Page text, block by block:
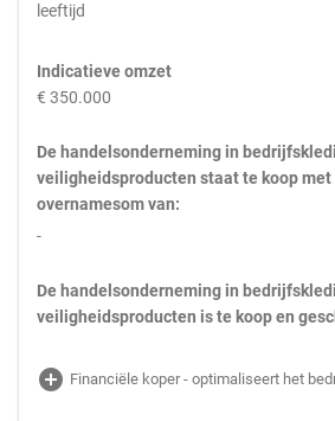
leeftijd
Indicatieve omzet
€ 350.000
De handelsonderneming in
veiligheidsproducten staat te koop
overnamesom van:
-
De handelsonderneming in
veiligheidsproducten is te koop en
add_circle Financiële koper - optimaliseert het